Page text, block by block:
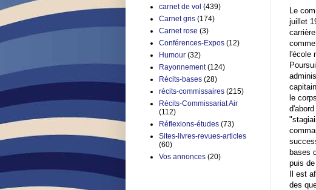
Le
juillet
l'école
le
bases
puis de
Il est
des
carnet de vol (439)
Carnet gris (174)
Carnet rose (3)
Conférences-Expos (12)
Humour (32)
Rayonnement (124)
Récits-bases (28)
récits-commissaires (215)
Récits-Commissariat Air
(112)
Réflexions-études (73)
Sites-livres-revues-articles
(60)
Vos annonces (20)